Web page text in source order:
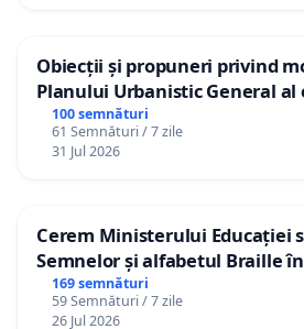
Obiecții și propuneri privind
Planului Urbanistic General
100 semnături
61 Semnături / 7 zile
31 Jul 2026
Cerem Ministerului Educației
Semnelor și alfabetul Braille
Republica Moldova!
169 semnături
59 Semnături / 7 zile
26 Jul 2026